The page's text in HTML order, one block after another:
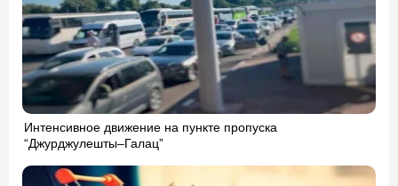
Интенсивное движение на пункте пропуска
“Джурджулешты–Галац”